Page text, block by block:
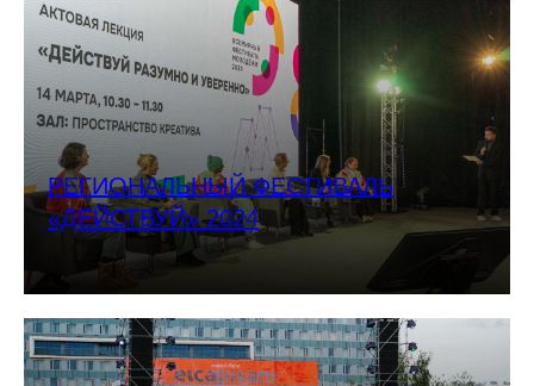
РЕГИОНАЛЬНЫЙ ФЕСТИВАЛЬ
«ДЕЙСТВУЙ» 2024